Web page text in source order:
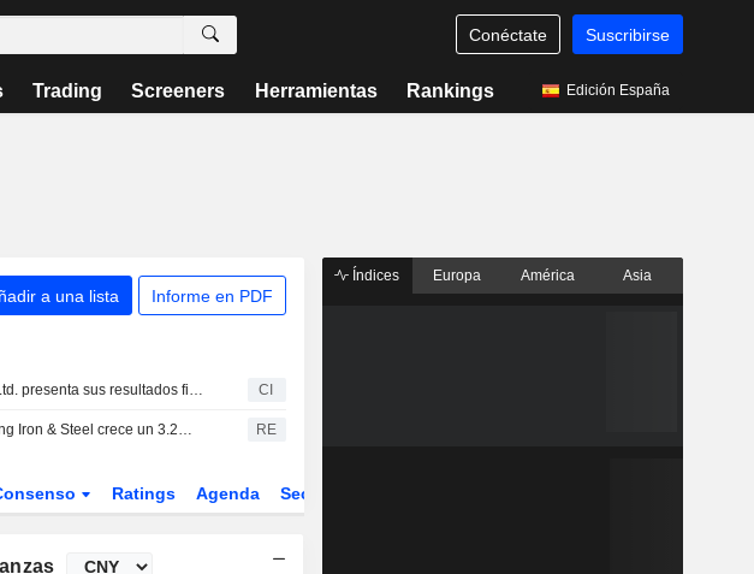
Conéctate Suscribirse
Trading Screeners Herramientas Rankings Edición España
a una lista Informe en PDF
Nanjing Iron & Steel Co., Ltd. presenta sus resultados financieros del primer trimestre finalizado el 31 de marzo de 2026 CI
El beneficio neto de Nanjing Iron & Steel crece un 3.2% interanual en el primer trimestre RE
Ratings Agenda Sector
Índices Europa América Asia